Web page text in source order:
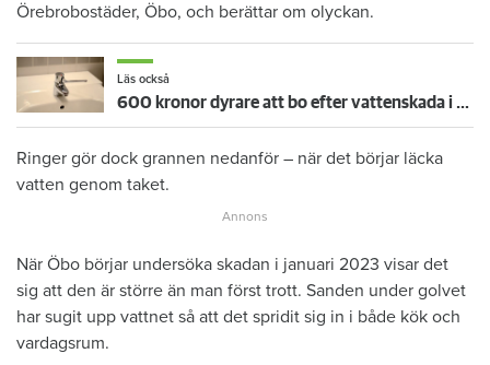
Örebrobostäder, Öbo, och berättar om olyckan.
Läs också
600 kronor dyrare att bo efter vattenskada i Varberg
Ringer gör dock grannen nedanför – när det börjar läcka
vatten genom taket.
När Öbo börjar undersöka skadan i januari 2023 visar det
sig att den är större än man först trott. Sanden under golvet
har sugit upp vattnet så att det spridit sig in i både kök och
vardagsrum.